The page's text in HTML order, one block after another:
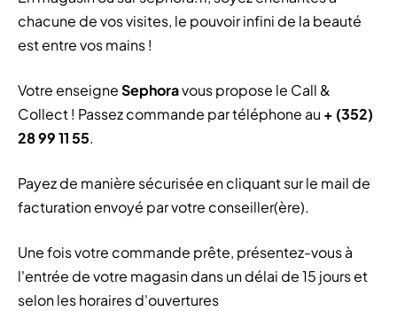
chacune de vos visites, le pouvoir infini de la beauté
est entre vos mains !
Votre enseigneSephoravouspropose le Call &
Collect ! Passez commande par téléphone au + (352)
28 99 11 55.
Payez de manière sécurisée en cliquant sur le mail de
facturation envoyé par votre conseiller(ère).
Une fois votre commande prête, présentez-vous à
l'entrée de votre magasin dans un délai de 15 jours et
selon les horaires d'ouvertures